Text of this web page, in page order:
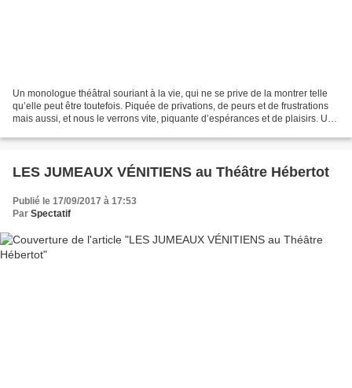
Un monologue théâtral souriant à la vie, qui ne se prive de la montrer telle
qu’elle peut être toutefois. Piquée de privations, de peurs et de frustrations
mais aussi, et nous le verrons vite, piquante d’espérances et de plaisirs. Une
LES JUMEAUX VÉNITIENS au Théâtre Hébertot
Publié le 17/09/2017 à 17:53
Par Spectatif